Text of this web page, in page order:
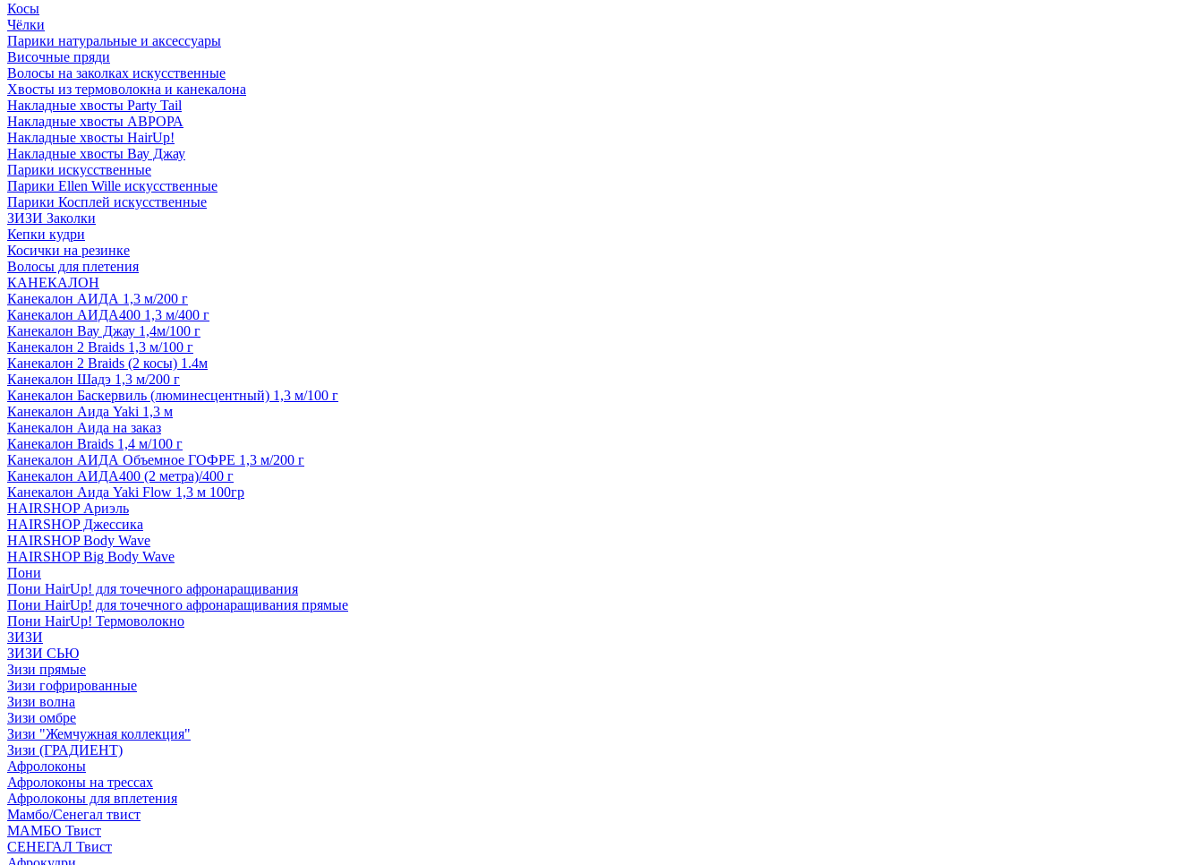
Косы
Чёлки
Парики натуральные и аксессуары
Височные пряди
Волосы на заколках искусственные
Хвосты из термоволокна и канекалона
Накладные хвосты Party Tail
Накладные хвосты АВРОРА
Накладные хвосты HairUp!
Накладные хвосты Вау Джау
Парики искусственные
Парики Ellen Wille искусственные
Парики Косплей искусственные
ЗИЗИ Заколки
Кепки кудри
Косички на резинке
Волосы для плетения
КАНЕКАЛОН
Канекалон АИДА 1,3 м/200 г
Канекалон АИДА400 1,3 м/400 г
Канекалон Вау Джау 1,4м/100 г
Канекалон 2 Braids 1,3 м/100 г
Канекалон 2 Braids (2 косы) 1.4м
Канекалон Шадэ 1,3 м/200 г
Канекалон Баскервиль (люминесцентный) 1,3 м/100 г
Канекалон Аида Yaki 1,3 м
Канекалон Аида на заказ
Канекалон Braids 1,4 м/100 г
Канекалон АИДА Объемное ГОФРЕ 1,3 м/200 г
Канекалон АИДА400 (2 метра)/400 г
Канекалон Аида Yaki Flow 1,3 м 100гр
HAIRSHOP Ариэль
HAIRSHOP Джессика
HAIRSHOP Body Wave
HAIRSHOP Big Body Wave
Пони
Пони HairUp! для точечного афронаращивания
Пони HairUp! для точечного афронаращивания прямые
Пони HairUp! Термоволокно
ЗИЗИ
ЗИЗИ СЬЮ
Зизи прямые
Зизи гофрированные
Зизи волна
Зизи омбре
Зизи "Жемчужная коллекция"
Зизи (ГРАДИЕНТ)
Афролоконы
Афролоконы на трессах
Афролоконы для вплетения
Мамбо/Сенегал твист
МАМБО Твист
СЕНЕГАЛ Твист